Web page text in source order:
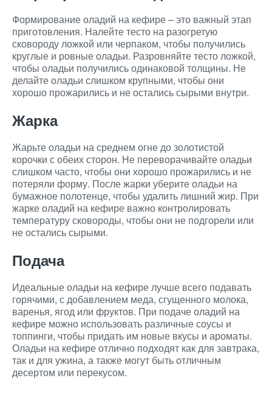
Формирование оладий на кефире – это важный этап
приготовления. Налейте тесто на разогретую
сковороду ложкой или черпаком, чтобы получились
круглые и ровные оладьи. Разровняйте тесто ложкой,
чтобы оладьи получились одинаковой толщины. Не
делайте оладьи слишком крупными, чтобы они
хорошо прожарились и не остались сырыми внутри.
Жарка
Жарьте оладьи на среднем огне до золотистой
корочки с обеих сторон. Не переворачивайте оладьи
слишком часто, чтобы они хорошо прожарились и не
потеряли форму. После жарки уберите оладьи на
бумажное полотенце, чтобы удалить лишний жир. При
жарке оладий на кефире важно контролировать
температуру сковороды, чтобы они не подгорели или
не остались сырыми.
Подача
Идеальные оладьи на кефире лучше всего подавать
горячими, с добавлением меда, сгущенного молока,
варенья, ягод или фруктов. При подаче оладий на
кефире можно использовать различные соусы и
топпинги, чтобы придать им новые вкусы и ароматы.
Оладьи на кефире отлично подходят как для завтрака,
так и для ужина, а также могут быть отличным
десертом или перекусом.